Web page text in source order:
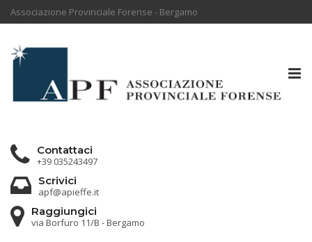
Associazione Provinciale Forense - Bergamo
Contattaci
+39 035243497
Scrivici
apf@apieffe.it
Raggiungici
via Borfuro 11/B - Bergamo